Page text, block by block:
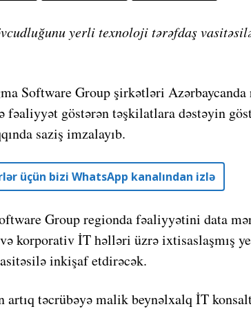
yerli texnoloji tərəfdaş
Software Group şirkətləri Azərbaycanda
fəaliyyət göstərən təşkilatlara dəstəyin
saziş imzalayıb.
üçün bizi WhatsApp kanalından izlə
Group regionda fəaliyyətini data
korporativ İT həlləri üzrə ixtisaslaşmış
inkişaf etdirəcək.
təcrübəyə malik beynəlxalq İT